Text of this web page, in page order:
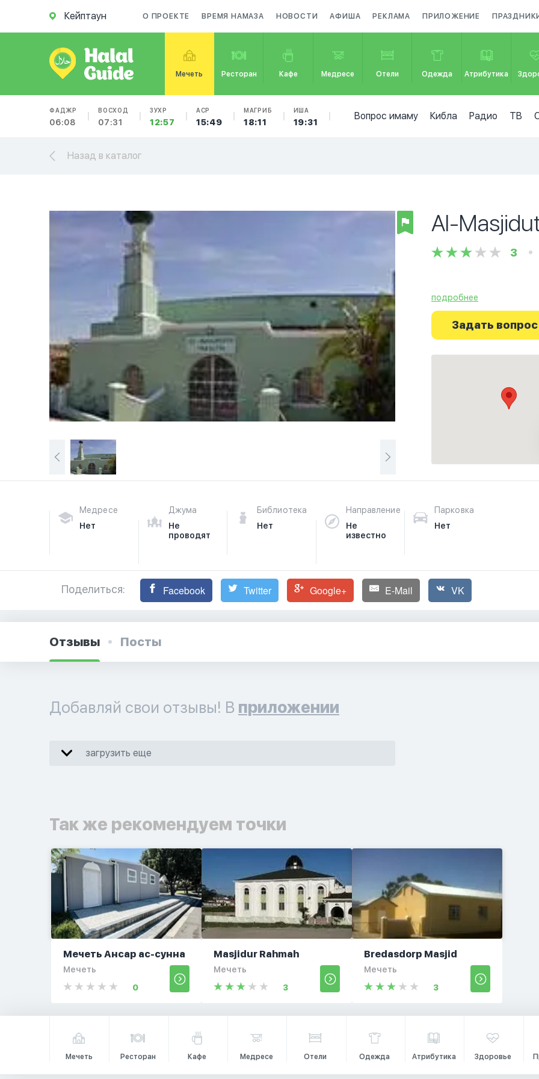
Кейптаун О ПРОЕКТЕ ВРЕМЯ НАМАЗА НОВОСТИ АФИША РЕКЛАМА ПРИЛОЖЕНИЕ
Мечеть Ресторан Кафе Медресе Отели Одежда Атрибутика
ФАДЖР
06:08
ВОСХОД
07:31
ЗУХР
12:57
АСР
15:49
МАГРИБ
18:11
ИША
19:31
Вопрос имаму Кибла Радио ТВ
Назад в каталог
Al-
3
Ознакомьтесь с
г.Кейптаун на
путешествие
подробнее
Задать
Медресе
Нет
Джума
Не
проводят
Библиотека
Нет
Направление
Не
известно
Парковка
Нет
Поделиться: Facebook Twitter Google+ E-Mail VK
Отзывы Посты
Добавляй свои отзывы! В приложении
загрузить еще
Так же рекомендуем точки
Мечеть Ансар ас-сунна
Мечеть
0
Masjidur Rahmah
Мечеть
3
Bredasdorp Masjid
Мечеть
3
Мечеть Ресторан Кафе Медресе Отели Одежда Атрибутика Здоровье